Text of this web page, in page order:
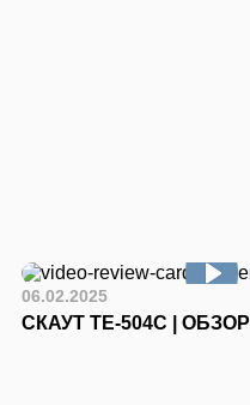
06.02.2025
СКАУТ ТЕ-504С | ОБЗОР